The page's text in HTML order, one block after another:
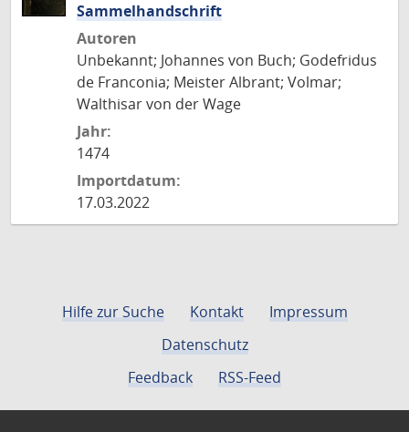
Sammelhandschrift
Autoren
Unbekannt; Johannes von Buch; Godefridus
de Franconia; Meister Albrant; Volmar;
Walthisar von der Wage
Jahr:
1474
Importdatum:
17.03.2022
Hilfe zur Suche Kontakt
Impressum
Datenschutz
Feedback
RSS-Feed